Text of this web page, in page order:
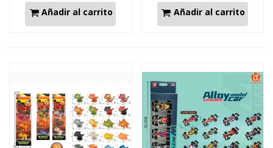
Añadir al carrito Añadir al carrito